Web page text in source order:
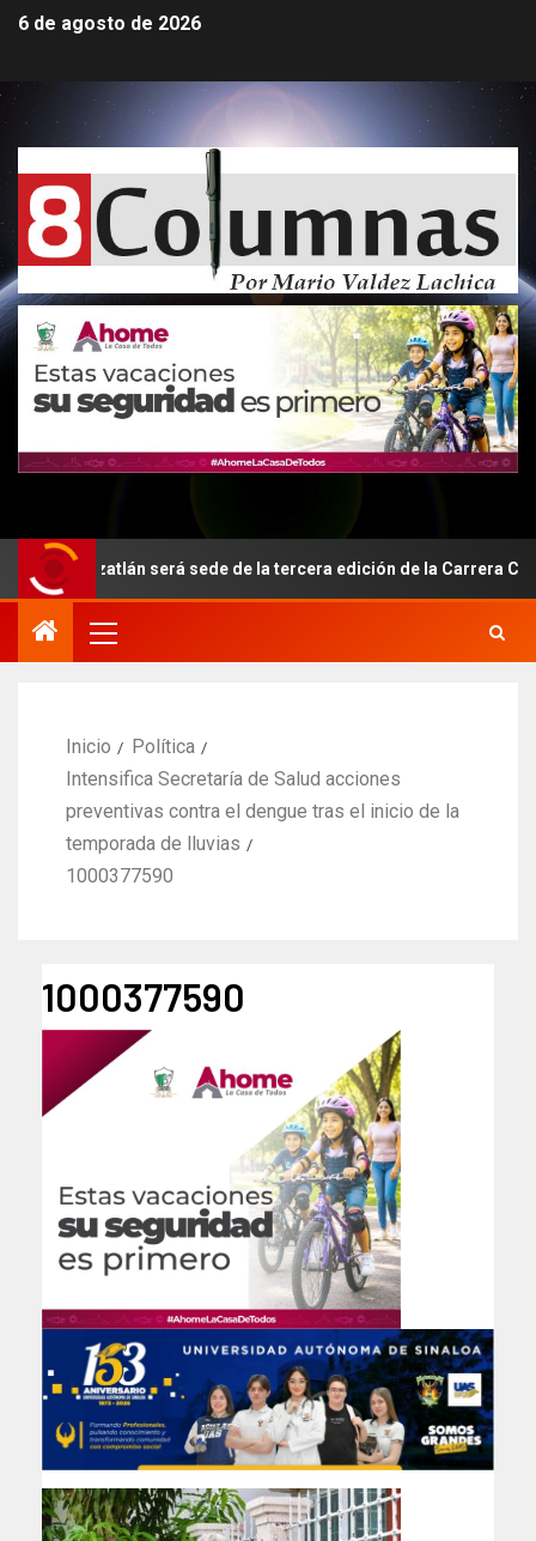
6 de agosto de 2026
Mazatlán será sede de la tercera edición de la Carrera Conecta-
Inicio
Política
Intensifica Secretaría de Salud acciones
preventivas contra el dengue tras el inicio de la
temporada de lluvias
1000377590
1000377590